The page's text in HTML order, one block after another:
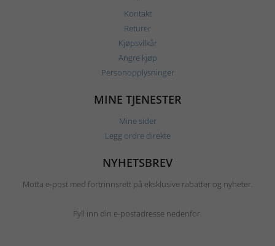
Kontakt
Returer
Kjøpsvilkår
Angre kjøp
Personopplysninger
MINE TJENESTER
Mine sider
Legg ordre direkte
NYHETSBREV
Motta e-post med fortrinnsrett på eksklusive rabatter og nyheter.
Fyll inn din e-postadresse nedenfor.